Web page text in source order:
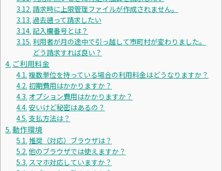
請求時に上限管理ファイルが作成されません。
過去遡って請求したい
記入欄番号とは？
利用者が月の途中で引っ越して市町村が変わりました。
どう請求すれば良い？
ご利用料金
複数単位を持っている場合の利用料金はどうなりますか？
初期費用はかかりますか？
オプション費用はかかりますか？
安いけど秘密はあるの？
支払方法は？
動作環境
推奨（対応）ブラウザは？
他のブラウザでは使えますか？
スマホ対応していますか？